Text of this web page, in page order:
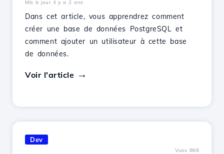
Mis à jour il y a 2 ans
Dans cet article, vous apprendrez comment
créer une base de données PostgreSQL et
comment ajouter un utilisateur à cette base
de données.
Voir l'article
Dev
Vues 868